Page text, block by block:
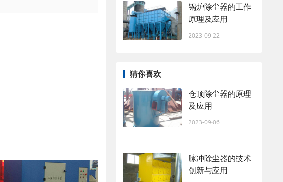
锅炉除尘器的工作
原理及应用
2023-09-22
猜你喜欢
仓顶除尘器的原理
及应用
2023-09-06
脉冲除尘器的技术
创新与应用